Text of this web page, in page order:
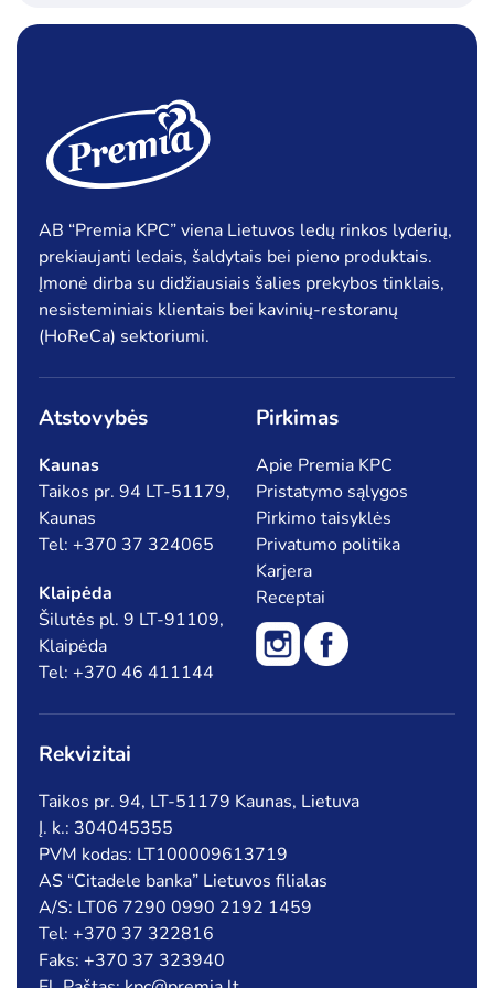
AB “Premia KPC” viena Lietuvos ledų rinkos lyderių,
prekiaujanti ledais, šaldytais bei pieno produktais.
Įmonė dirba su didžiausiais šalies prekybos tinklais,
nesisteminiais klientais bei kavinių-restoranų
(HoReCa) sektoriumi.
Atstovybės
Kaunas
Taikos pr. 94 LT-51179,
Kaunas
Tel: +370 37 324065
Klaipėda
Šilutės pl. 9 LT-91109,
Klaipėda
Tel: +370 46 411144
Pirkimas
Apie Premia KPC
Pristatymo sąlygos
Pirkimo taisyklės
Privatumo politika
Karjera
Receptai
Rekvizitai
Taikos pr. 94, LT-51179 Kaunas, Lietuva
Į. k.: 304045355
PVM kodas: LT100009613719
AS “Citadele banka” Lietuvos filialas
A/S: LT06 7290 0990 2192 1459
Tel: +370 37 322816
Faks: +370 37 323940